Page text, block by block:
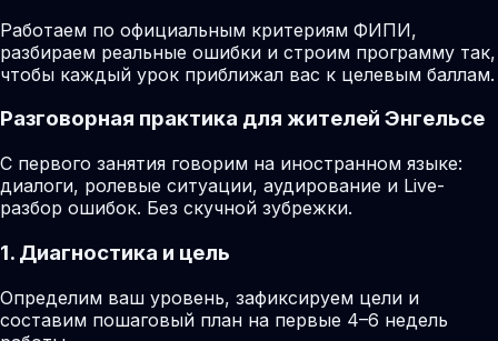
Работаем по официальным критериям ФИПИ,
разбираем реальные ошибки и строим программу так,
чтобы каждый урок приближал вас к целевым баллам.
Разговорная практика для жителей Энгельсе
С первого занятия говорим на иностранном языке:
диалоги, ролевые ситуации, аудирование и Live-
разбор ошибок. Без скучной зубрежки.
1. Диагностика и цель
Определим ваш уровень, зафиксируем цели и
составим пошаговый план на первые 4–6 недель